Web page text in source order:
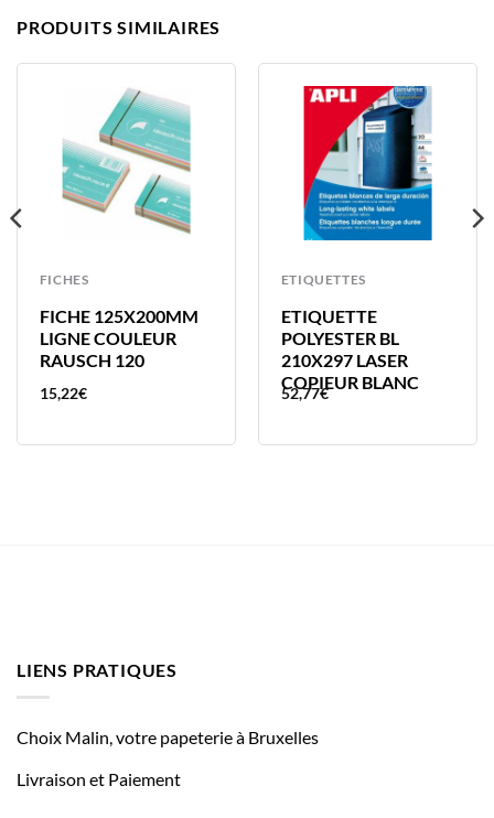
PRODUITS SIMILAIRES
FICHES
FICHE 125X200MM
LIGNE COULEUR
RAUSCH 120
15,22€
ETIQUETTES
ETIQUETTE
POLYESTER BL
210X297 LASER
COPIEUR BLANC
52,77€
LIENS PRATIQUES
Choix Malin, votre papeterie à Bruxelles
Livraison et Paiement